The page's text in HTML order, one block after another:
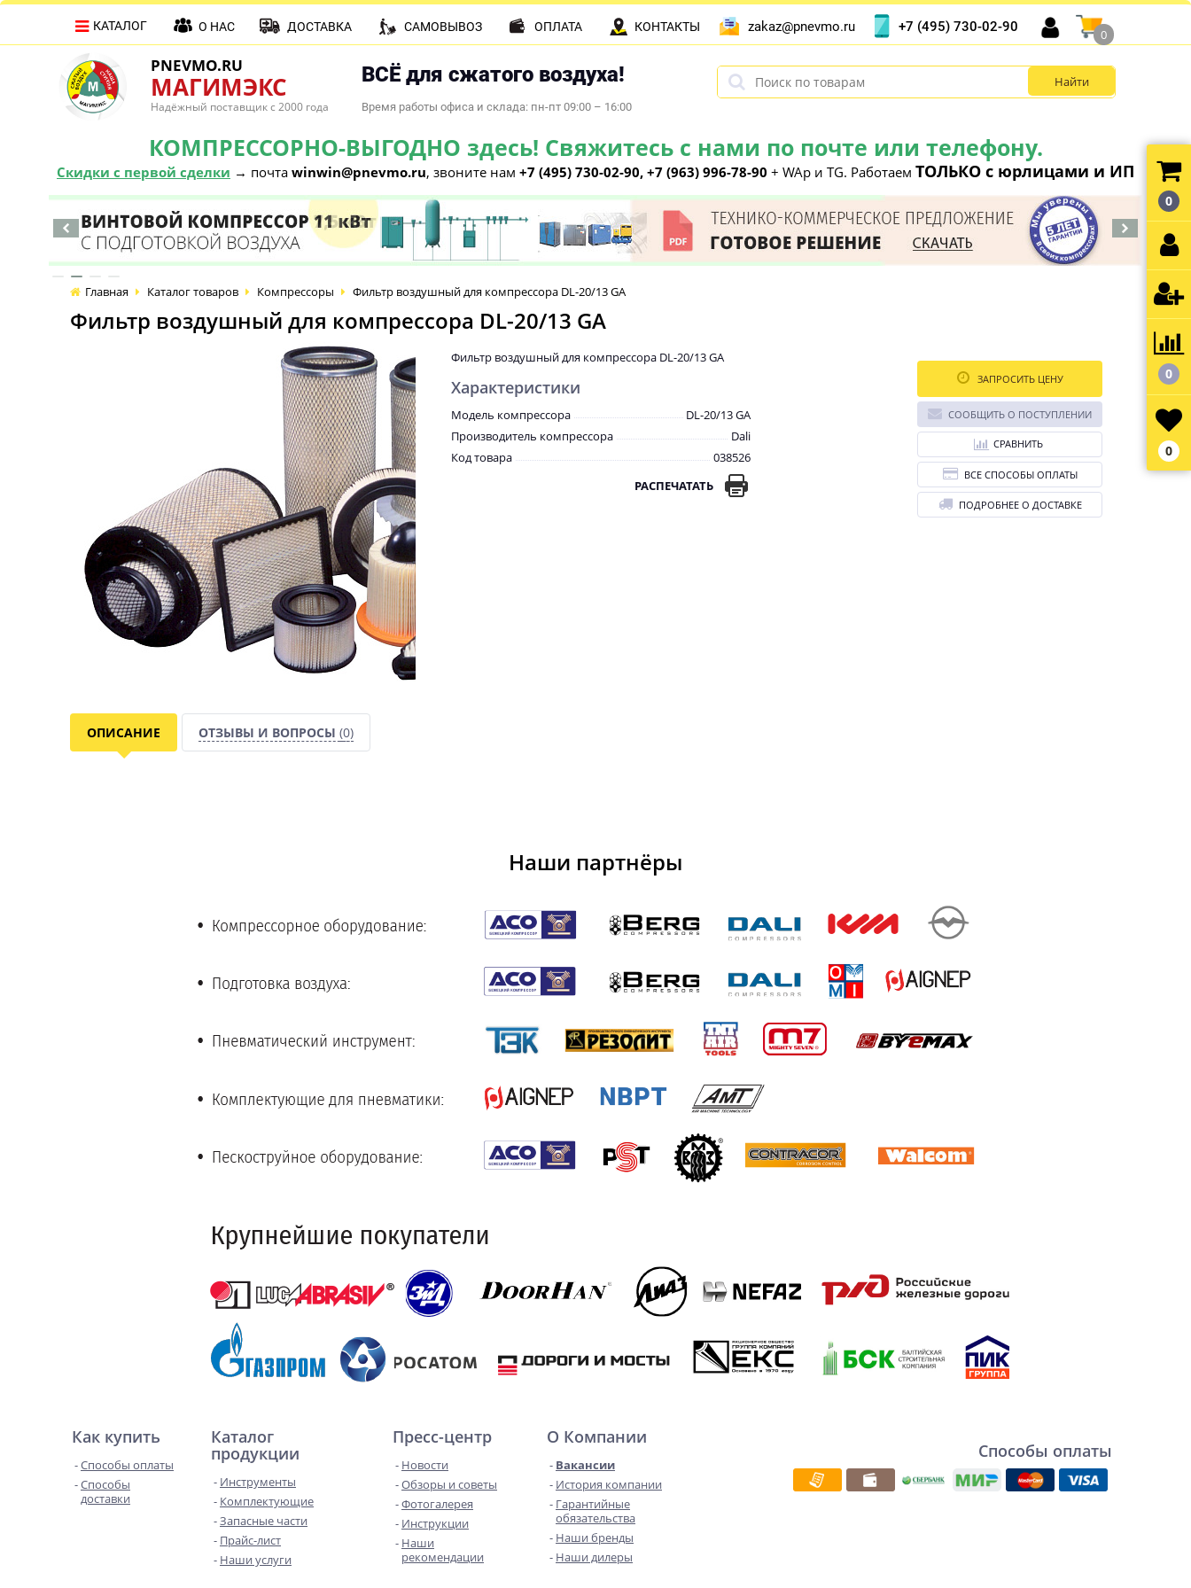
PNEVMO.RU
МАГИМЭКС
Надёжный поставщик с 2000 года
ВСЁ для сжатого воздуха!
Время работы офиса и склада: пн-пт 09:00 – 16:00
КОМПРЕССОРНО-ВЫГОДНО здесь! Свяжитесь с нами по почте или телефону.
Скидки с первой сделки → почта winwin@pnevmo.ru, звоните нам +7 (495) 730-02-90, +7 (963) 996-78-90 + WAp и TG. Работаем ТОЛЬКО с юрлицами и ИП
КАТАЛОГ О НАС ДОСТАВКА САМОВЫВОЗ ОПЛАТА КОНТАКТЫ zakaz@pnevmo.ru +7 (495) 730-02-90
0
Главная Каталог товаров Компрессоры Фильтр воздушный для компрессора DL-20/13 GA
Фильтр воздушный для компрессора DL-20/13 GA
Фильтр воздушный для компрессора DL-20/13 GA
Характеристики
Модель компрессора
DL-20/13 GA
Производитель компрессора
Dali
Код товара
038526
РАСПЕЧАТАТЬ
ЗАПРОСИТЬ ЦЕНУ
СООБЩИТЬ О ПОСТУПЛЕНИИ
СРАВНИТЬ
ВСЕ СПОСОБЫ ОПЛАТЫ
ПОДРОБНЕЕ О ДОСТАВКЕ
ОПИСАНИЕ ОТЗЫВЫ И ВОПРОСЫ (0)
Наши партнёры
Как купить
Способы оплаты
Способы
доставки
Каталог
продукции
Инструменты
Комплектующие
Запасные части
Прайс-лист
Наши услуги
Пресс-центр
Новости
Обзоры и советы
Фотогалерея
Инструкции
Наши
рекомендации
О Компании
Вакансии
История компании
Гарантийные
обязательства
Наши бренды
Наши дилеры
Способы оплаты
0
0
0